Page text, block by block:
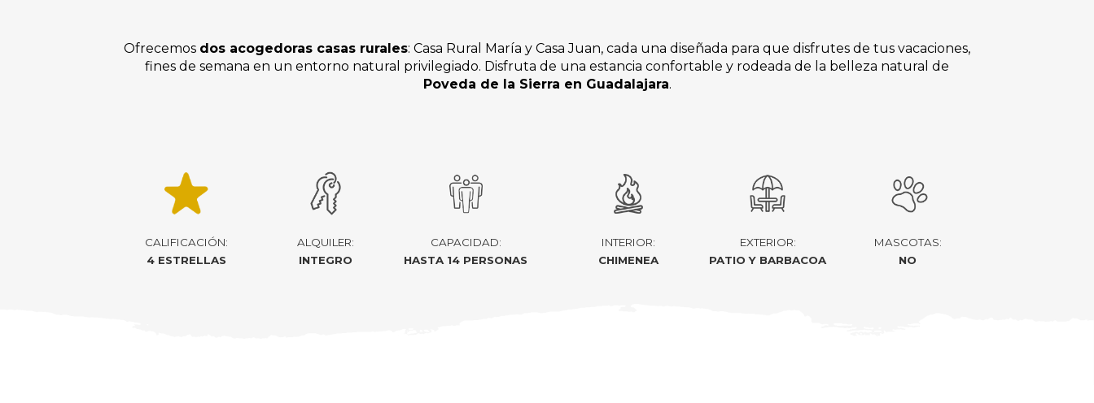
Ofrecemos dos acogedoras casas rurales: Casa Rural María y Casa Juan, cada una diseñada para que disfrutes de tus vacaciones,
fines de semana en un entorno natural privilegiado. Disfruta de una estancia confortable y rodeada de la belleza natural de
Poveda de la Sierra en Guadalajara.
CALIFICACIÓN:
4 ESTRELLAS
ALQUILER:
INTEGRO
CAPACIDAD:
HASTA 14 PERSONAS
INTERIOR:
CHIMENEA
EXTERIOR:
PATIO Y BARBACOA
MASCOTAS:
NO